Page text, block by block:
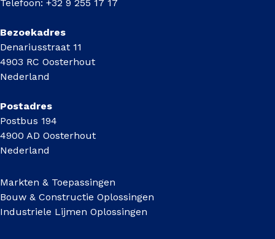
Telefoon: +32 9 255 17 17
Bezoekadres
Denariusstraat 11
4903 RC Oosterhout
Nederland
Postadres
Postbus 194
4900 AD Oosterhout
Nederland
Markten & Toepassingen
Bouw & Constructie Oplossingen
Industriele Lijmen Oplossingen